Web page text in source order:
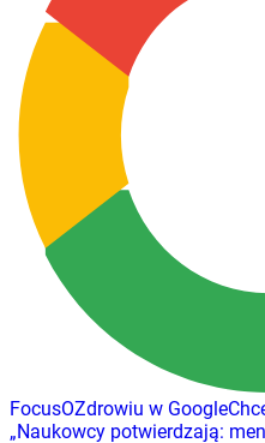
FocusOZdrowiu w Google
„Naukowcy potwierdzają: